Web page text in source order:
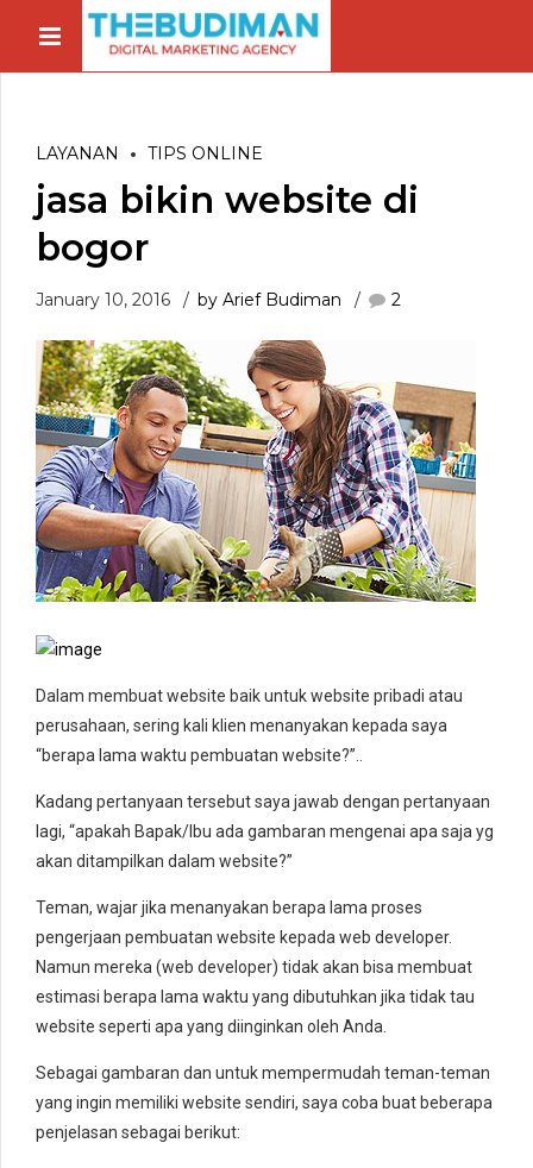
LAYANAN TIPS ONLINE
jasa bikin website di
bogor
January 10, 2016 by Arief Budiman 2
Dalam membuat website baik untuk website pribadi atau
perusahaan, sering kali klien menanyakan kepada saya
“berapa lama waktu pembuatan website?”..
Kadang pertanyaan tersebut saya jawab dengan pertanyaan
lagi, “apakah Bapak/Ibu ada gambaran mengenai apa saja yg
akan ditampilkan dalam website?”
Teman, wajar jika menanyakan berapa lama proses
pengerjaan pembuatan website kepada web developer.
Namun mereka (web developer) tidak akan bisa membuat
estimasi berapa lama waktu yang dibutuhkan jika tidak tau
website seperti apa yang diinginkan oleh Anda.
Sebagai gambaran dan untuk mempermudah teman-teman
yang ingin memiliki website sendiri, saya coba buat beberapa
penjelasan sebagai berikut: